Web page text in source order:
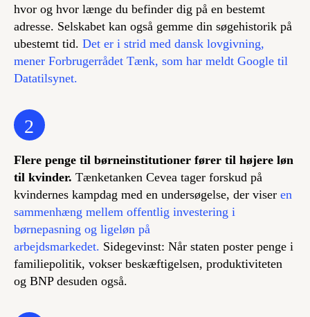
hvor og hvor længe du befinder dig på en bestemt
adresse. Selskabet kan også gemme din søgehistorik på
ubestemt tid. Det er i strid med dansk lovgivning,
mener Forbrugerrådet Tænk, som har meldt Google til
Datatilsynet.
2
Flere penge til børneinstitutioner fører til højere løn
til kvinder. Tænketanken Cevea tager forskud på
kvindernes kampdag med en undersøgelse, der viser en
sammenhæng mellem offentlig investering i
børnepasning og ligeløn på
arbejdsmarkedet. Sidegevinst: Når staten poster penge i
familiepolitik, vokser beskæftigelsen, produktiviteten
og BNP desuden også.